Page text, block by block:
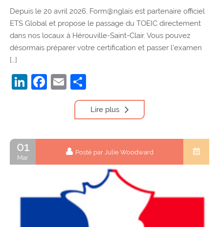
Depuis le 20 avril 2026, Form@nglais est partenaire officiel
ETS Global et propose le passage du TOEIC directement
dans nos locaux à Hérouville-Saint-Clair. Vous pouvez
désormais préparer votre certification et passer l’examen
[…]
LinkedIn
Facebook
Email
Lire plus
01
Mar
Posté par Julie Woodward